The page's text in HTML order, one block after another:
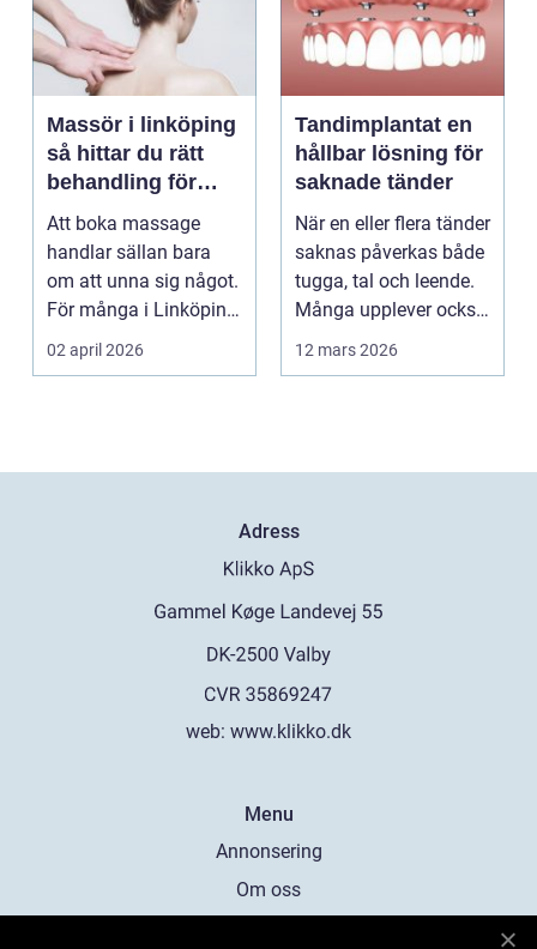
Massör i linköping
så hittar du rätt
behandling för
kropp och hälsa
Att boka massage
handlar sällan bara
om att unna sig något.
För många i Linköping
har regelbunden ma...
02 april 2026
Tandimplantat en
hållbar lösning för
saknade tänder
När en eller flera tänder
saknas påverkas både
tugga, tal och leende.
Många upplever också
en osäker...
12 mars 2026
Adress
web: www.klikko.dk
Menu
Annonsering
Om oss